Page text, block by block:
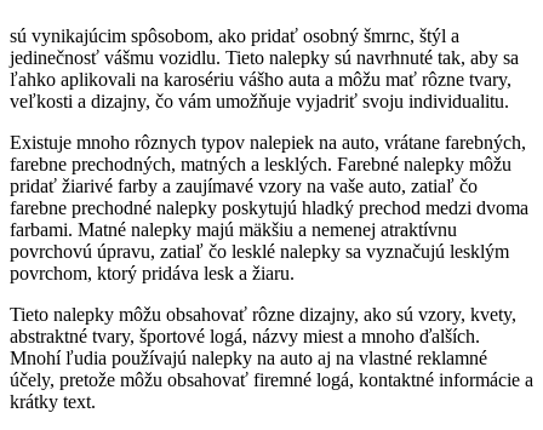
sú vynikajúcim spôsobom, ako pridať osobný šmrnc, štýl a
jedinečnosť vášmu vozidlu. Tieto nalepky sú navrhnuté tak, aby sa
ľahko aplikovali na karosériu vášho auta a môžu mať rôzne tvary,
veľkosti a dizajny, čo vám umožňuje vyjadriť svoju individualitu.
Existuje mnoho rôznych typov nalepiek na auto, vrátane farebných,
farebne prechodných, matných a lesklých. Farebné nalepky môžu
pridať žiarivé farby a zaujímavé vzory na vaše auto, zatiaľ čo
farebne prechodné nalepky poskytujú hladký prechod medzi dvoma
farbami. Matné nalepky majú mäkšiu a nemenej atraktívnu
povrchovú úpravu, zatiaľ čo lesklé nalepky sa vyznačujú lesklým
povrchom, ktorý pridáva lesk a žiaru.
Tieto nalepky môžu obsahovať rôzne dizajny, ako sú vzory, kvety,
abstraktné tvary, športové logá, názvy miest a mnoho ďalších.
Mnohí ľudia používajú nalepky na auto aj na vlastné reklamné
účely, pretože môžu obsahovať firemné logá, kontaktné informácie a
krátky text.